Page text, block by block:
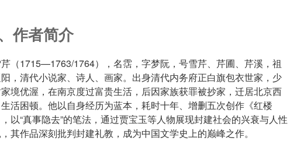
作者简介
（1715—1763/1764），名霑，字梦阮，号雪芹、芹圃、芹溪，祖
，清代小说家、诗人、画家。出身清代内务府正白旗包衣世家，少
境优渥，在南京度过富贵生活，后因家族获罪被抄家，迁居北京西
活困顿。他以自身经历为蓝本，耗时十年、增删五次创作《红楼
以“真事隐去”的笔法，通过贾宝玉等人物展现封建社会的兴衰与人性
其作品深刻批判封建礼教，成为中国文学史上的巅峰之作。